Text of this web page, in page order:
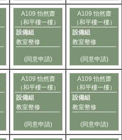
A109 怡然齋
（和平樓一樓）
設備組
教室整修
(同意申請)
A109 怡然齋
（和平樓一樓）
設備組
教室整修
(同意申請)
A109 怡然齋
（和平樓一樓）
設備組
教室整修
(同意申請)
A109 怡然齋
（和平樓一樓）
設備組
教室整修
(同意申請)